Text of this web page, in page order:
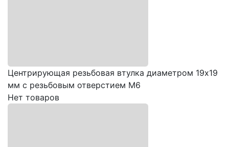
Центрирующая резьбовая втулка диаметром 19х19
мм с резьбовым отверстием М6
Нет товаров